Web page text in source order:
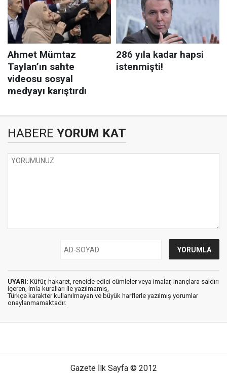
HABERE YORUM KAT
UYARI: Küfür, hakaret, rencide edici cümleler veya imalar, inançlara saldırı
içeren, imla kuralları ile yazılmamış,
Türkçe karakter kullanılmayan ve büyük harflerle yazılmış yorumlar
onaylanmamaktadır.
Gazete İlk Sayfa © 2012